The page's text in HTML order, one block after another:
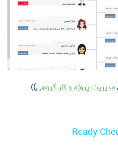
مدیریت پروژه و کار گروهی))